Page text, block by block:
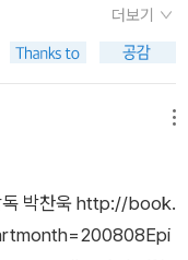
구를 억누르거나 제대
는 필연적으로 성공하
적인 부분으로 전환해
것이 이 책의 주장이었
낌이었다. 인간이 필
고 조화시키고자 하는
은 아니다. 우리나라의
으로 만들어진 것이기
엇인지를 고민하고 내
야 하는 것이다,심리
과정에서 과거를 되돌
었고 거부감이 들었
원하는 것인데 과거
그 과거를 마주해봐야
택되어 있다. 좋았다고
말이다....혹은 내면의
는 소리지. 우리가 선
필요하다는.... 해야될
려고 했는데 후덜거려
분석심리학에 대해
. 당연히 그림자가 나
고 있는 아버지 콤플
벌써 흥미롭지 않은
더보기
독 박찬욱 http://book.